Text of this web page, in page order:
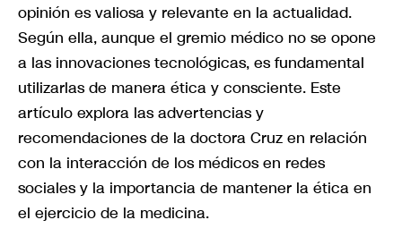
opinión es valiosa y relevante en la actualidad.
Según ella, aunque el gremio médico no se opone
a las innovaciones tecnológicas, es fundamental
utilizarlas de manera ética y consciente. Este
artículo explora las advertencias y
recomendaciones de la doctora Cruz en relación
con la interacción de los médicos en redes
sociales y la importancia de mantener la ética en
el ejercicio de la medicina.